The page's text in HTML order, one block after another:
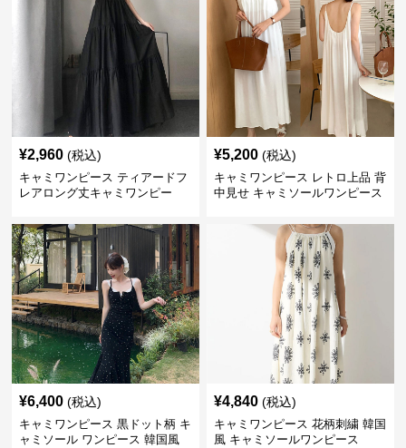
¥2,960 (税込)
キャミワンピース ティアードフ
レアロング丈キャミワンピー
¥5,200 (税込)
キャミワンピース レトロ上品 背
中見せ キャミソールワンピース
¥6,400 (税込)
キャミワンピース 黒ドット柄 キ
ャミソール ワンピース 韓国風
¥4,840 (税込)
キャミワンピース 花柄刺繍 韓国
風 キャミソールワンピース